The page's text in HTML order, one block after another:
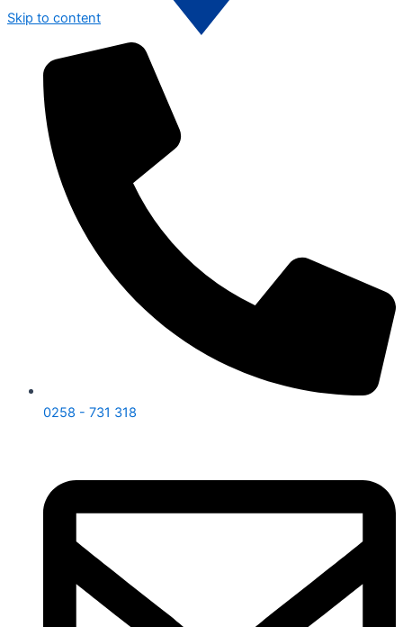
Skip to content
0258 - 731 318